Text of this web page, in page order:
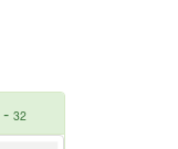
- 32